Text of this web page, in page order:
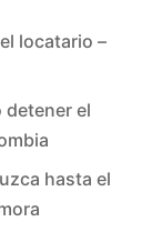
locatario –
detener el
hasta el